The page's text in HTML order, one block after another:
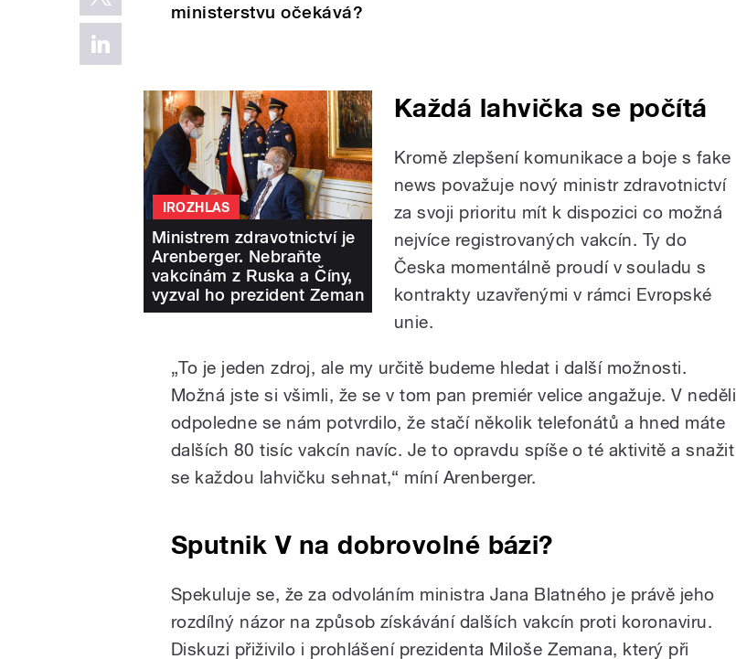
ministerstvu očekává?
IROZHLAS
Ministrem zdravotnictví je
Arenberger. Nebraňte
vakcínám z Ruska a Číny,
vyzval ho prezident Zeman
Každá lahvička se počítá
Kromě zlepšení komunikace a boje s fake
news považuje nový ministr zdravotnictví
za svoji prioritu mít k dispozici co možná
nejvíce registrovaných vakcín. Ty do
Česka momentálně proudí v souladu s
kontrakty uzavřenými v rámci Evropské
unie.
„To je jeden zdroj, ale my určitě budeme hledat i další možnosti.
Možná jste si všimli, že se v tom pan premiér velice angažuje. V neděli
odpoledne se nám potvrdilo, že stačí několik telefonátů a hned máte
dalších 80 tisíc vakcín navíc. Je to opravdu spíše o té aktivitě a snažit
se každou lahvičku sehnat,“ míní Arenberger.
Sputnik V na dobrovolné bázi?
Spekuluje se, že za odvoláním ministra Jana Blatného je právě jeho
rozdílný názor na způsob získávání dalších vakcín proti koronaviru.
Diskuzi přiživilo i prohlášení prezidenta Miloše Zemana, který při